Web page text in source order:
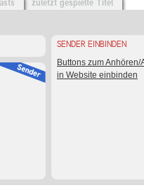
zuletzt gespielte Titel
SENDER EINBINDEN
Buttons zum Anhören/
in Website einbinden